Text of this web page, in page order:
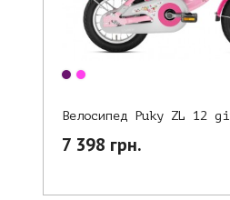
Велосипед Puky ZL 12
7 398 грн.